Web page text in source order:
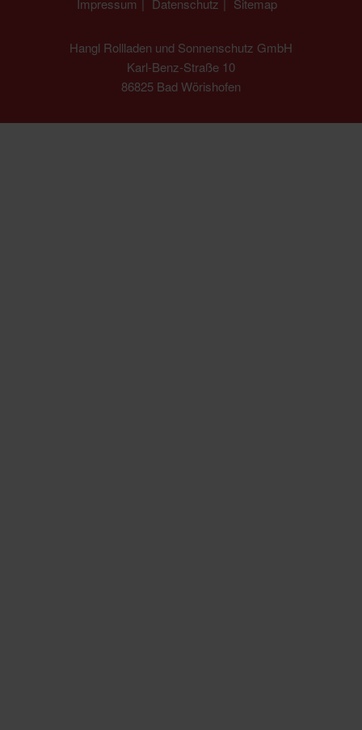
Hangl Rollladen und Sonnenschutz GmbH
Karl-Benz-Straße 10
86825 Bad Wörishofen